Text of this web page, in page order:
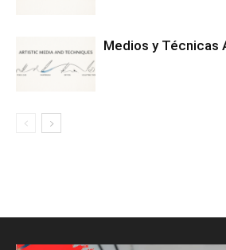
Medios y Técnicas